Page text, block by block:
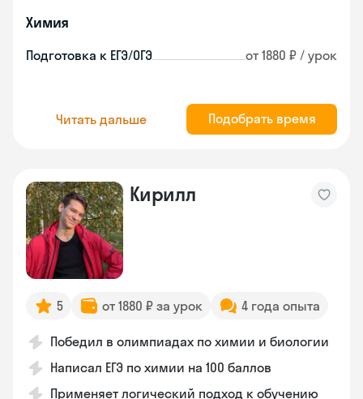
Химия
Подготовка к ЕГЭ/ОГЭ от 1880 ₽ / урок
Читать дальше Подобрать время
Кирилл
5 от 1880 ₽ за урок 4 года опыта
Победил в олимпиадах по химии и биологии
Написал ЕГЭ по химии на 100 баллов
Применяет логический подход к обучению